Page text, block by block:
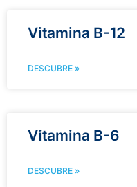
Vitamina B-12
DESCUBRE »
Vitamina B-6
DESCUBRE »